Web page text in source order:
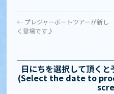
← プレジャーボートツアーが新し
く登場です♪
日にちを選択して頂くと
(Select the date to